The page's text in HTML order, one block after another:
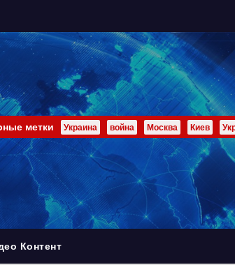
метки Украина война Москва Киев
Контент